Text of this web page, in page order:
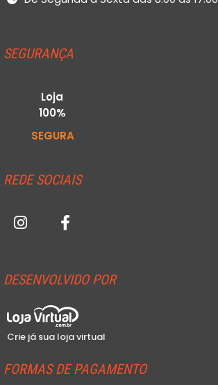
SEGURANÇA
Loja
100%
SEGURA
REDE SOCIAIS
DESENVOLVIDO POR
Crie já sua loja virtual
FORMAS DE PAGAMENTO